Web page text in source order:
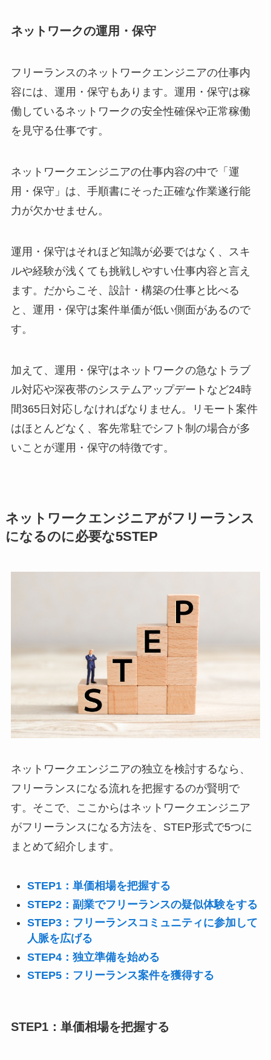
ネットワークの運用・保守
フリーランスのネットワークエンジニアの仕事内
容には、運用・保守もあります。運用・保守は稼
働しているネットワークの安全性確保や正常稼働
を見守る仕事です。
ネットワークエンジニアの仕事内容の中で「運
用・保守」は、手順書にそった正確な作業遂行能
力が欠かせません。
運用・保守はそれほど知識が必要ではなく、スキ
ルや経験が浅くても挑戦しやすい仕事内容と言え
ます。だからこそ、設計・構築の仕事と比べる
と、運用・保守は案件単価が低い側面があるので
す。
加えて、運用・保守はネットワークの急なトラブ
ル対応や深夜帯のシステムアップデートなど24時
間365日対応しなければなりません。リモート案件
はほとんどなく、客先常駐でシフト制の場合が多
いことが運用・保守の特徴です。
ネットワークエンジニアがフリーランス
になるのに必要な5STEP
ネットワークエンジニアの独立を検討するなら、
フリーランスになる流れを把握するのが賢明で
す。そこで、ここからはネットワークエンジニア
がフリーランスになる方法を、STEP形式で5つに
まとめて紹介します。
STEP1：単価相場を把握する
STEP2：副業でフリーランスの疑似体験をする
STEP3：フリーランスコミュニティに参加して
人脈を広げる
STEP4：独立準備を始める
STEP5：フリーランス案件を獲得する
STEP1：単価相場を把握する